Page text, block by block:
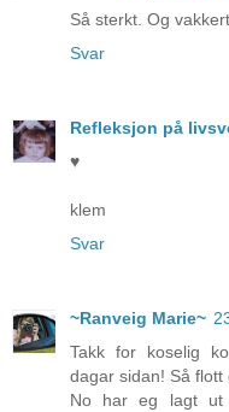
Så sterkt. Og
Svar
Refleksjon på
♥
klem
Svar
~Ranveig Marie~
Takk for koselig
dagar sidan! Så
No har eg lagt